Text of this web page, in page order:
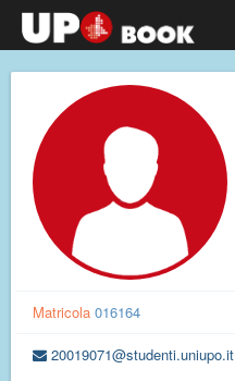
Matricola 016164
20019071@studenti.uniupo.it